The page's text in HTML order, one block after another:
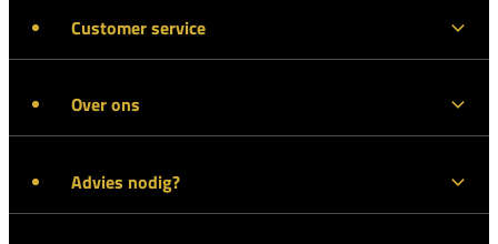
Customer service
Over ons
Advies nodig?